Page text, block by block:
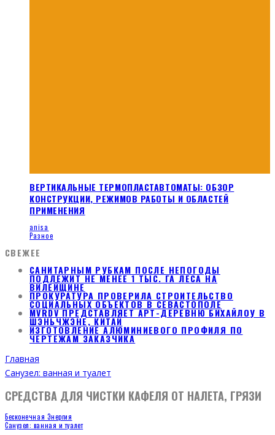
ВЕРТИКАЛЬНЫЕ ТЕРМОПЛАСТАВТОМАТЫ: ОБЗОР
КОНСТРУКЦИИ, РЕЖИМОВ РАБОТЫ И ОБЛАСТЕЙ
ПРИМЕНЕНИЯ
anisa
Разное
СВЕЖЕЕ
САНИТАРНЫМ РУБКАМ ПОСЛЕ НЕПОГОДЫ
ПОДЛЕЖИТ НЕ МЕНЕЕ 1 ТЫС. ГА ЛЕСА НА
ВИЛЕЙЩИНЕ
ПРОКУРАТУРА ПРОВЕРИЛА СТРОИТЕЛЬСТВО
СОЦИАЛЬНЫХ ОБЪЕКТОВ В СЕВАСТОПОЛЕ
MVRDV ПРЕДСТАВЛЯЕТ АРТ-ДЕРЕВНЮ БИХАЙЛОУ В
ШЭНЬЧЖЭНЕ, КИТАЙ
ИЗГОТОВЛЕНИЕ АЛЮМИНИЕВОГО ПРОФИЛЯ ПО
ЧЕРТЕЖАМ ЗАКАЗЧИКА
Главная
Санузел: ванная и туалет
СРЕДСТВА ДЛЯ ЧИСТКИ КАФЕЛЯ ОТ НАЛЕТА, ГРЯЗИ
Бесконечная Энергия
Санузел: ванная и туалет